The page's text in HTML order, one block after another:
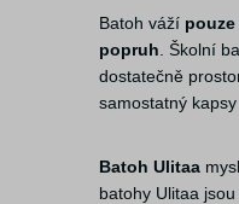
Batoh váží pouze
popruh . Školní
dostatečně
samostatný
Batoh Ulitaa
batohy Ulitaa